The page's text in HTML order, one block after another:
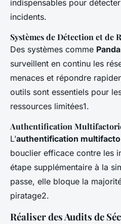
indispensables pour
incidents.
Systèmes de Détection et de
Des systèmes comme
surveillent en continu les
menaces et répondre
outils sont essentiels pour
ressources limitées1.
Authentification
L’authentification
bouclier efficace contre les
étape supplémentaire à la
passe, elle bloque la
piratage2.
Réaliser des Audits de